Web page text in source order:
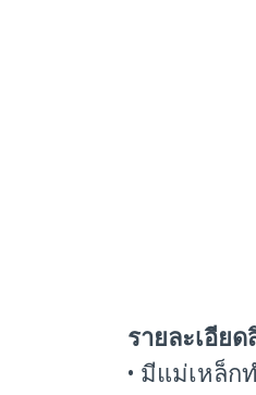
รายละเอีย
• มีแม่เหล็ก